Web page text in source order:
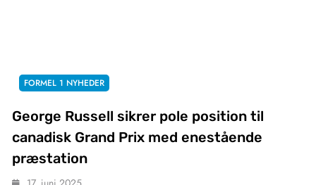
FORMEL 1 NYHEDER
George Russell sikrer pole position til
canadisk Grand Prix med enestående
præstation